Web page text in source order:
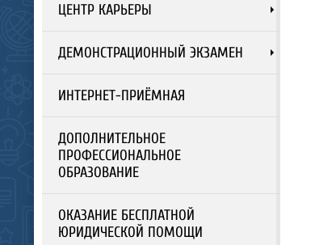
ЦЕНТР КАРЬЕРЫ
ДЕМОНСТРАЦИОННЫЙ ЭКЗАМЕН
ИНТЕРНЕТ-ПРИЁМНАЯ
ДОПОЛНИТЕЛЬНОЕ
ПРОФЕССИОНАЛЬНОЕ
ОБРАЗОВАНИЕ
ОКАЗАНИЕ БЕСПЛАТНОЙ
ЮРИДИЧЕСКОЙ ПОМОЩИ